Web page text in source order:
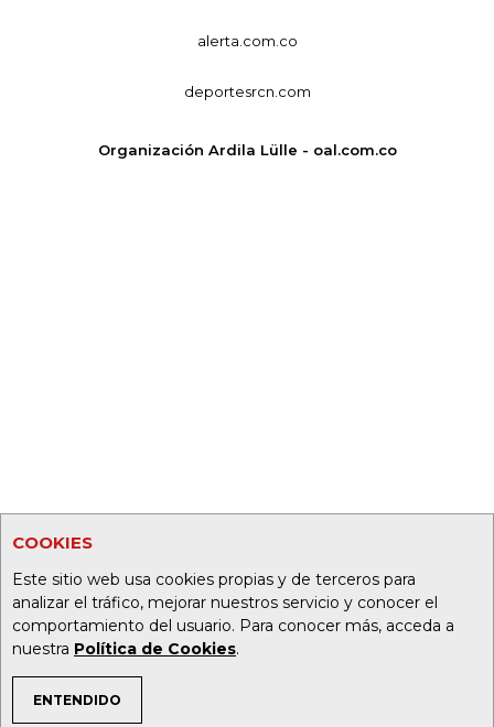
COOKIES
Este sitio web usa cookies propias y de terceros para
analizar el tráfico, mejorar nuestros servicio y conocer el
comportamiento del usuario. Para conocer más, acceda a
nuestra Política de Cookies.
ENTENDIDO
TEMAS DE INTERÉS
alerta.com.co
deportesrcn.com
Organización Ardila Lülle - oal.com.co